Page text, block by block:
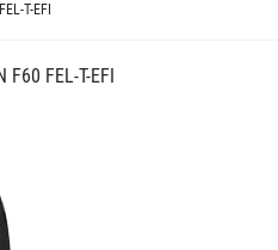
T-EFI
FEL-T-EFI